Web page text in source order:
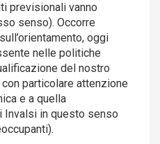
previsionali vanno
senso). Occorre
oggi
nelle politiche
del nostro
particolare attenzione
e a quella
in questo senso